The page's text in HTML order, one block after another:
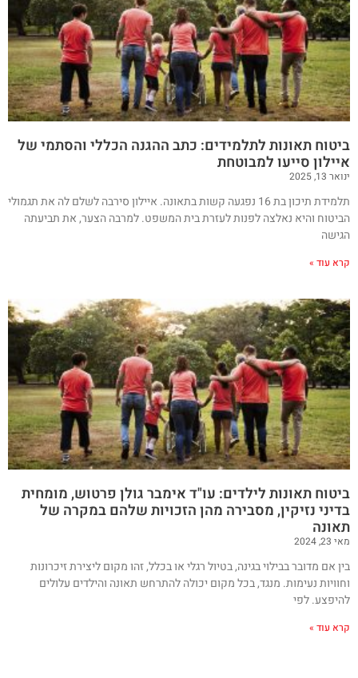
ביטוח תאונות לתלמידים: כתב ההגנה הכללי והסתמי של
איילון סייעו למבוטחת
ינואר 13, 2025
תלמידת תיכון בת 16 נפגעה קשות בתאונה. איילון סירבה לשלם לה את תגמולי
הביטוח והיא נאלצה לפנות לעזרת בית המשפט. למרבה הצער, את תביעתה
הגישה
קרא עוד »
ביטוח תאונות לילדים: עו"ד אימבר גולן פרטוש, מומחית
בדיני נזיקין, מסבירה מהן הזכויות שלהם במקרה של
תאונה
מאי 23, 2024
בין אם מדובר בבילוי בגינה, בטיול רגלי או בכלל, זהו מקום ליצירת זיכרונות
וחוויות נעימות. מנגד, בכל מקום יכולה להתרחש תאונה והילדים עלולים
להיפצע. לפי
קרא עוד »